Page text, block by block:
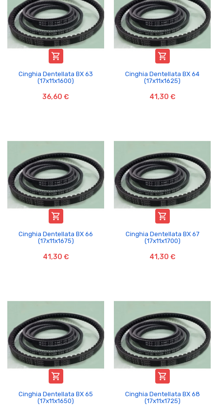

Cinghia Dentellata BX 63
(17x11x1600)
36,60 €

Cinghia Dentellata BX 64
(17x11x1625)
41,30 €

Cinghia Dentellata BX 66
(17x11x1675)
41,30 €

Cinghia Dentellata BX 67
(17x11x1700)
41,30 €

Cinghia Dentellata BX 65
(17x11x1650)

Cinghia Dentellata BX 68
(17x11x1725)